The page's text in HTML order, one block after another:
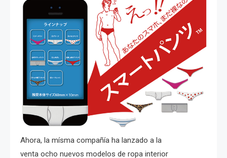
Ahora, la mísma compañía ha lanzado a la
venta ocho nuevos modelos de ropa interior